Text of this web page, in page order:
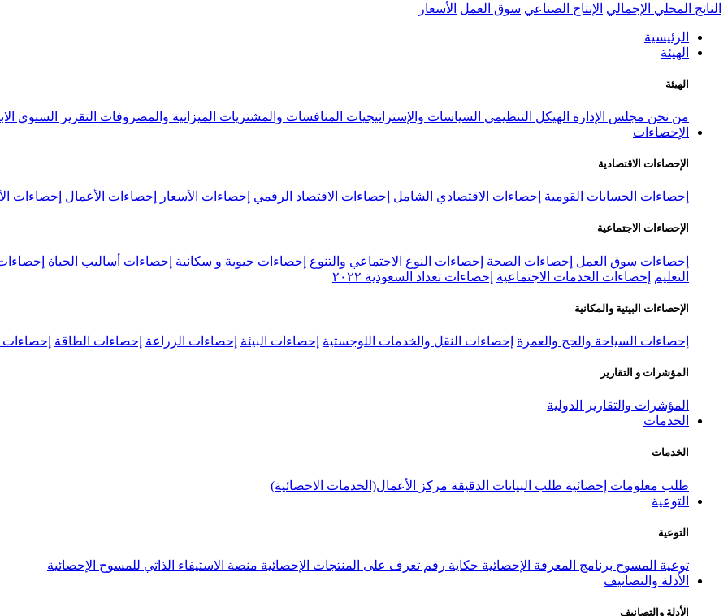
الناتج المحلي الإجمالي الإنتاج الصناعي سوق العمل الأسعار
الرئيسية
الهيئة
الهيئة
من نحن مجلس الإدارة الهيكل التنظيمي السياسات والإستراتيجيات المنافسات والمشتريات الميزانية والمصروفات التقرير السنوي
الإحصاءات
الإحصاءات الاقتصادية
إحصاءات الحسابات القومية إحصاءات الاقتصادي الشامل إحصاءات الاقتصاد الرقمي إحصاءات الأسعار إحصاءات الأعمال إحصاءات
الإحصاءات الاجتماعية
إحصاءات سوق العمل إحصاءات الصحة إحصاءات النوع الاجتماعي والتنوع إحصاءات حيوية و سكانية إحصاءات أساليب الحياة
التعليم
إحصاءات الخدمات الاجتماعية إحصاءات تعداد السعودية ٢٠٢٢
الإحصاءات البيئية والمكانية
إحصاءات السياحة والحج والعمرة إحصاءات النقل والخدمات اللوجستية إحصاءات البيئة إحصاءات الزراعة إحصاءات الطاقة إحصاءات
المؤشرات و التقارير
المؤشرات والتقارير الدولية
الخدمات
الخدمات
طلب معلومات إحصائية طلب البيانات الدقيقة مركز الأعمال(الخدمات الاحصائية)
التوعية
التوعية
توعية المسوح برنامج المعرفة الإحصائية حكاية رقم تعرف على المنتجات الإحصائية منصة الاستيفاء الذاتي للمسوح الإحصائية
الأدلة والتصانيف
الأدلة والتصانيف